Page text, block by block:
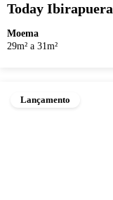
Today Ibirapuera
Moema
29m² a 31m²
Lançamento